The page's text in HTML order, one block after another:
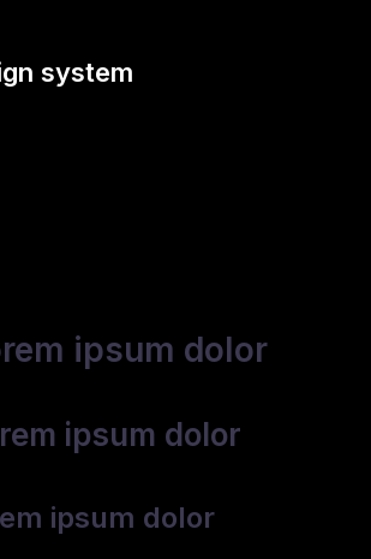
system
ipsum dolor
ipsum dolor
ipsum dolor